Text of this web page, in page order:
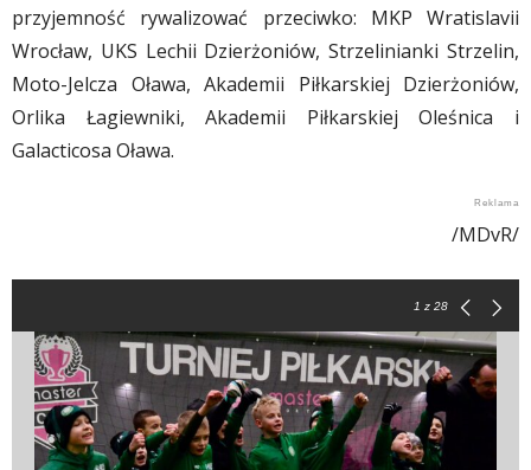
przyjemność rywalizować przeciwko: MKP Wratislavii
Wrocław, UKS Lechii Dzierżoniów, Strzelinianki Strzelin,
Moto-Jelcza Oława, Akademii Piłkarskiej Dzierżoniów,
Orlika Łagiewniki, Akademii Piłkarskiej Oleśnica i
Galacticosa Oława.
/MDvR/
1 z 28